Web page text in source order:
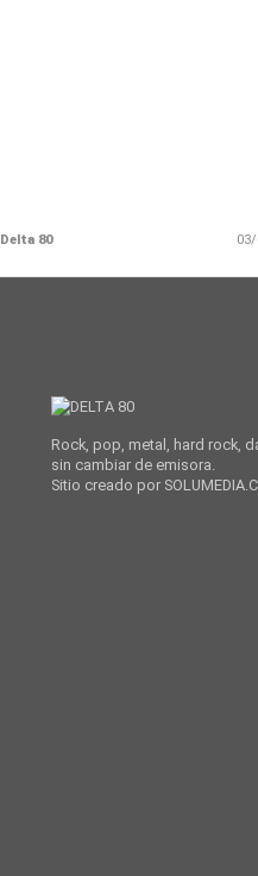
Delta 80
Rock, pop, metal, hard rock,
sin cambiar de emisora.
Sitio creado por